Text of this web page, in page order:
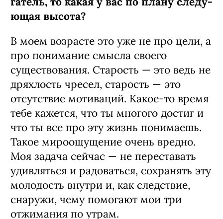
ющая высота?
В моем возрасте это уже не про цели, а
про понимание смысла своего
существования. Старость — это ведь не
дряхлость чре­сел, старость — это
отсутствие мотиваций. Какое-то время
тебе кажется, что ты много­го достиг и
что ты все про эту жизнь пони­маешь.
Такое мироощущение очень вред­но.
Моя задача сейчас — не переставать
удивляться и радоваться, сохранять эту
мо­лодость внутри и, как следствие,
снару­жи, чему помогают мои три
отжимания по утрам.